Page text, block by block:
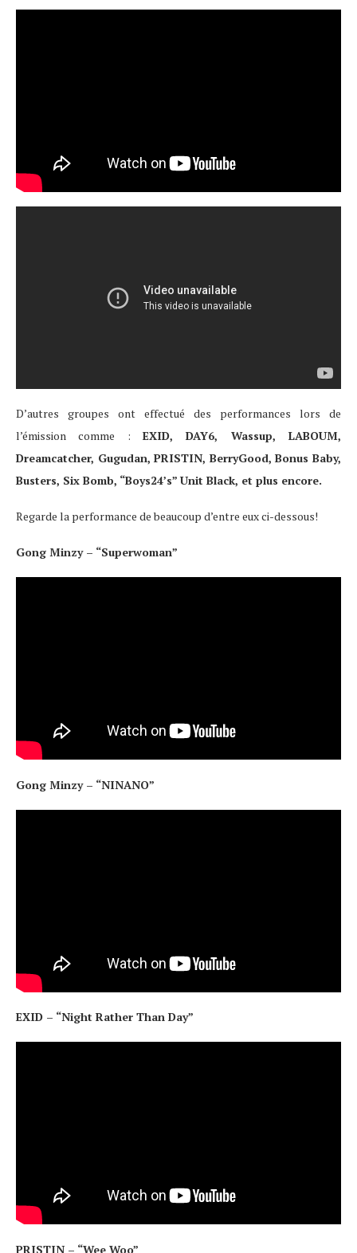
D’autres groupes ont effectué des performances lors de
l’émission comme : EXID, DAY6, Wassup, LABOUM,
Dreamcatcher, Gugudan, PRISTIN, BerryGood, Bonus Baby,
Busters, Six Bomb, “Boys24’s” Unit Black, et plus encore.
Regarde la performance de beaucoup d’entre eux ci-dessous!
Gong Minzy – “Superwoman”
Gong Minzy – “NINANO”
EXID – “Night Rather Than Day”
PRISTIN – “Wee Woo”